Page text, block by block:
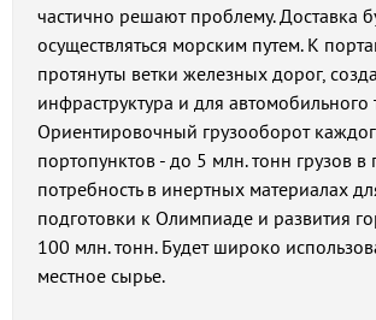
частично решают проблему. Доставка
осуществляться морским путем. К
протянуты ветки железных дорог,
инфраструктура и для автомобильного
Ориентировочный грузооборот
портопунктов - до 5 млн. тонн грузов в
потребность в инертных материалах
подготовки к Олимпиаде и развития
100 млн. тонн. Будет широко
местное сырье.